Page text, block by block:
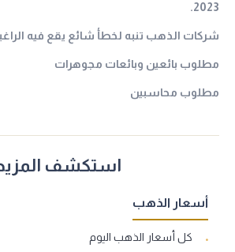
2023.
شركات الذهب تنبه لخطأ شائع يقع فيه
مطلوب بائعين وبائعات مجوهرات
مطلوب محاسبين
استكشف
أسعار الذهب
كل أسعار الذهب اليوم